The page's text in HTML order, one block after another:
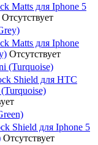
Matts для Iphone 5
Отсутствует
Matts для Iphone
Отсутствует
(Turquoise)
Shield для HTC
Shield для Iphone 5
Отсутствует